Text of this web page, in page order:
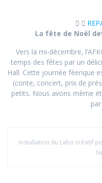
La fête de Noël
Vers la mi-décembre,
temps des fêtes par un
Hall. Cette journée féerique
(conte, concert, prix de
petits. Nous avons même
Installation du Labo créatif